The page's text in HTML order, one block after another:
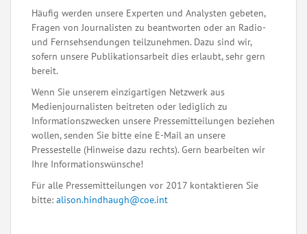
Häufig werden unsere Experten und Analysten gebeten,
Fragen von Journalisten zu beantworten oder an Radio-
und Fernsehsendungen teilzunehmen. Dazu sind wir,
sofern unsere Publikationsarbeit dies erlaubt, sehr gern
bereit.
Wenn Sie unserem einzigartigen Netzwerk aus
Medienjournalisten beitreten oder lediglich zu
Informationszwecken unsere Pressemitteilungen beziehen
wollen, senden Sie bitte eine E-Mail an unsere
Pressestelle (Hinweise dazu rechts). Gern bearbeiten wir
Ihre Informationswünsche!
Für alle Pressemitteilungen vor 2017 kontaktieren Sie
bitte: alison.hindhaugh@coe.int